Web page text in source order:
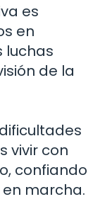
es
en
luchas
de la
vivir con
confiando
marcha.